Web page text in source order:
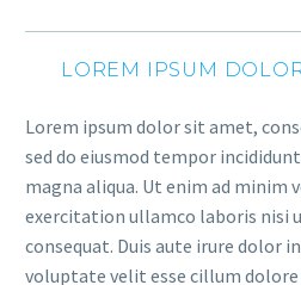
LOREM IPSUM
Lorem ipsum dolor sit amet,
sed do eiusmod tempor
magna aliqua. Ut enim ad minim
exercitation ullamco laboris nisi
consequat. Duis aute irure dolor
voluptate velit esse cillum